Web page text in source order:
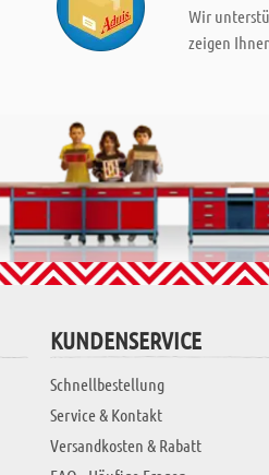
Wir
zeigen
KUNDENSERVICE
Schnellbestellung
Service & Kontakt
Versandkosten & Rabatt